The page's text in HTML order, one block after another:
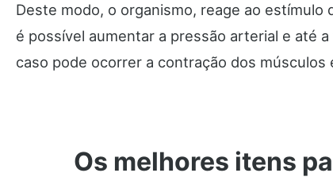
Deste modo, o organismo, reage ao estímulo
é possível aumentar a pressão arterial e até
caso pode ocorrer a contração dos músculos
Os melhores itens